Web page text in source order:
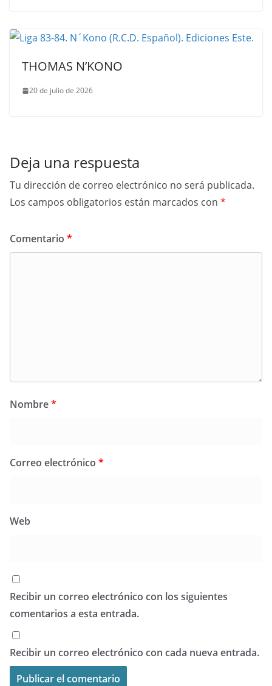
THOMAS N’KONO
20 de julio de 2026
Deja una respuesta
Tu dirección de correo electrónico no será publicada.
Los campos obligatorios están marcados con *
Comentario *
Nombre*
Correo electrónico *
Web
Recibir un correo electrónico con los siguientes
comentarios a esta entrada.
Recibir un correo electrónico con cada nueva entrada.